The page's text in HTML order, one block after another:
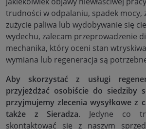
trudności w odpalaniu, spadek mocy,
zużycie paliwa lub wydobywanie się
wydechu, zalecam przeprowadzenie
mechanika, który oceni stan
wymiana lub regeneracja są
Aby skorzystać z usługi
przyjeżdżać osobiście do siedziby
przyjmujemy zlecenia wysyłkowe z
także z Sieradza. Jedyne co
skontaktować się z naszym